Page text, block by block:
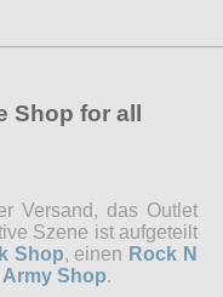
Shop for all
Versand, das Outlet
Szene ist aufgeteilt
Shop, einen Rock N
Army Shop.